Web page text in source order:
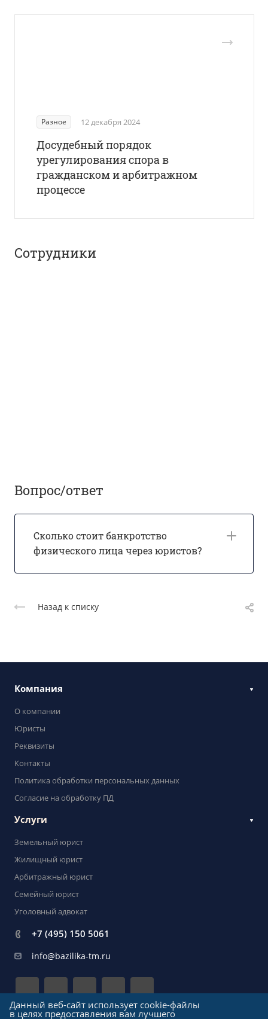
Разное 12 декабря 2024
Досудебный порядок
урегулирования спора в
гражданском и арбитражном
процессе
Сотрудники
Вопрос/ответ
Сколько стоит банкротство
физического лица через юристов?
Назад к списку
Компания
О компании
Юристы
Реквизиты
Контакты
Политика обработки персональных данных
Согласие на обработку ПД
Услуги
Земельный юрист
Жилищный юрист
Арбитражный юрист
Семейный юрист
Уголовный адвокат
+7 (495) 150 5061
info@bazilika-tm.ru
Данный веб-сайт использует cookie-файлы
в целях предоставления вам лучшего